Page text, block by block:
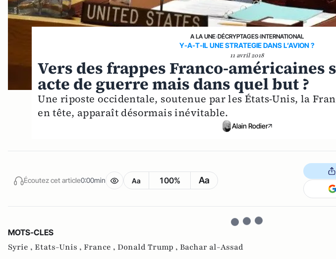
A LA UNE›DÉCRYPTAGES›INTERNATIONAL
Y-A-T-IL UNE STRATEGIE DANS L’AVION ?
11 avril 2018
Vers des frappes Franco-américaines
acte de guerre mais dans quel but ?
Une riposte occidentale, soutenue par les États-Unis, la
en tête, apparaît désormais inévitable.
Alain Rodier
Écoutez cet article0:00min Aa 100% Aa
MOTS-CLES
Syrie , Etats-Unis , France , Donald Trump , Bachar al-Assad